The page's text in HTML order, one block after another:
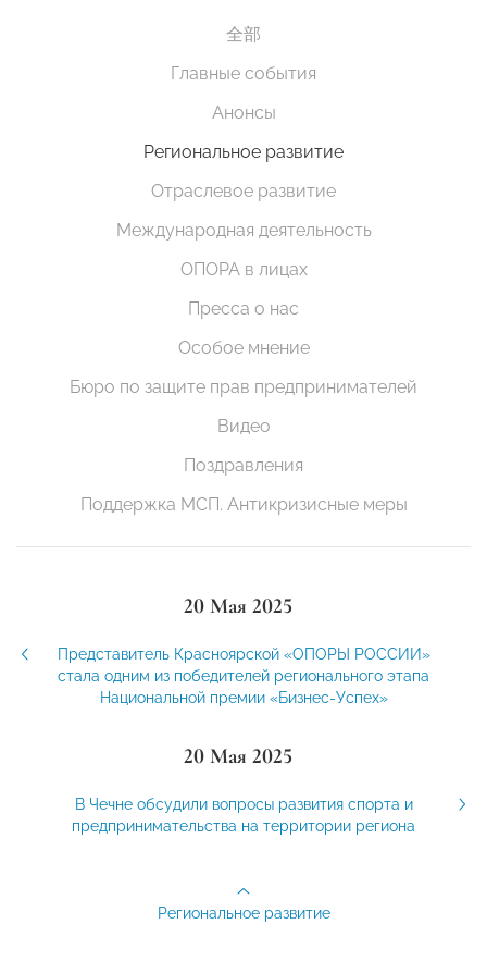
全部
Главные события
Анонсы
Региональное развитие
Отраслевое развитие
Международная деятельность
ОПОРА в лицах
Пресса о нас
Особое мнение
Бюро по защите прав предпринимателей
Видео
Поздравления
Поддержка МСП. Антикризисные меры
20 Мая 2025
Представитель Красноярской «ОПОРЫ РОССИИ»
стала одним из победителей регионального этапа
Национальной премии «Бизнес-Успех»
20 Мая 2025
В Чечне обсудили вопросы развития спорта и
предпринимательства на территории региона
Региональное развитие